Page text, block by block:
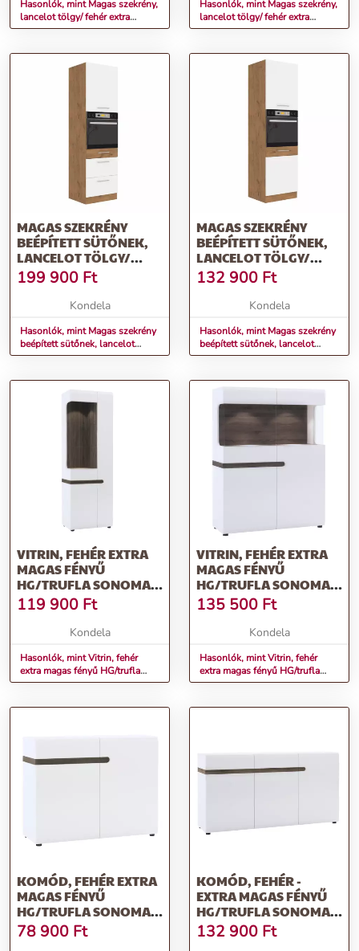
Hasonlók, mint Magas szekrény,
lancelot tölgy/ fehér extra
magas fényű HG , VEGA 60 DK-
Hasonlók, mint Magas szekrény,
lancelot tölgy/ fehér extra
magas fényű HG , VEGA 40 DK-
MAGAS SZEKRÉNY
BEÉPÍTETT SÜTŐNEK,
LANCELOT TÖLGY/
FEHÉR EXTRA MAGAS
FÉNYŰ HG, VEGA 60
DPS-210 3S 1F
199 900 Ft
Kondela
Hasonlók, mint Magas szekrény
beépített sütőnek, lancelot
tölgy/ fehér extra magas fényű
MAGAS SZEKRÉNY
BEÉPÍTETT SÜTŐNEK,
LANCELOT TÖLGY/
FEHÉR EXTRA MAGAS
FÉNYŰ HG, VEGA 60 DP-
132 900 Ft
Kondela
Hasonlók, mint Magas szekrény
beépített sütőnek, lancelot
tölgy/ fehér extra magas fényű
VITRIN, FEHÉR EXTRA
MAGAS FÉNYŰ
HG/TRUFLA SONOMA
TÖLGY, BALOS,
LYNATET 01
119 900 Ft
Kondela
Hasonlók, mint Vitrin, fehér
extra magas fényű HG/trufla
sonoma tölgy, balos, LYNATET
VITRIN, FEHÉR EXTRA
MAGAS FÉNYŰ
HG/TRUFLA SONOMA
135 500 Ft
Kondela
Hasonlók, mint Vitrin, fehér
extra magas fényű HG/trufla
sonoma tölgy, LYNATET 33
KOMÓD, FEHÉR EXTRA
MAGAS FÉNYŰ
HG/TRUFLA SONOMA
78 900 Ft
KOMÓD, FEHÉR -
EXTRA MAGAS FÉNYŰ
HG/TRUFLA SONOMA
TÖLGY, LYNATET 40
132 900 Ft